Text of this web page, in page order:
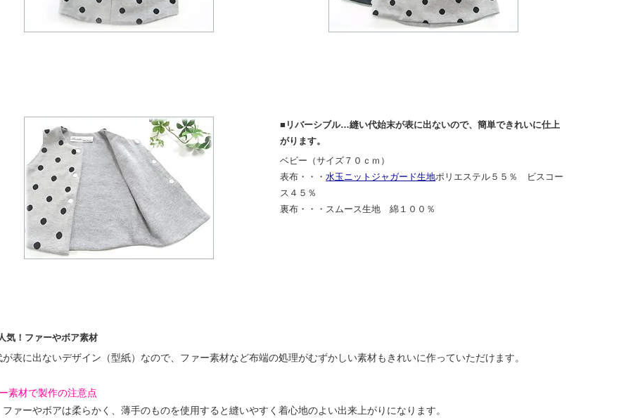
■リバーシブル…縫い代始末が表に出ないので、簡単できれいに仕上
がります。
ベビー（サイズ７０ｃｍ）
表布・・・水玉ニットジャガード生地ポリエステル５５％ ビスコー
ス４５％
裏布・・・スムース生地 綿１００％
気！ファーやボア素材
が表に出ないデザイン（型紙）なので、ファー素材など布端の処理がむずかしい素材もきれいに作っていただけます。
素材で製作の注意点
ファーやボアは柔らかく、薄手のものを使用すると縫いやすく着心地のよい出来上がりになります。